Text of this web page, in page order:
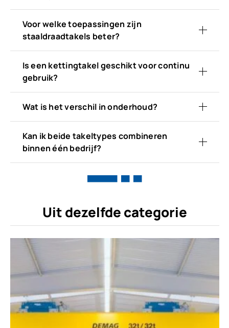
Voor welke toepassingen zijn
staaldraadtakels beter?
Is een kettingtakel geschikt voor continu
gebruik?
Wat is het verschil in onderhoud?
Kan ik beide takeltypes combineren
binnen één bedrijf?
Uit dezelfde categorie